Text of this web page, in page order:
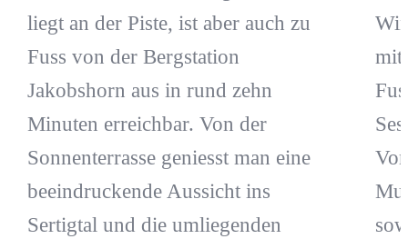
liegt an der Piste, ist aber auch zu
Fuss von der Bergstation
Jakobshorn aus in rund zehn
Minuten erreichbar. Von der
Sonnenterrasse geniesst man eine
beeindruckende Aussicht ins
Sertigtal und die umliegenden
mit